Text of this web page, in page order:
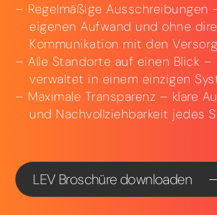
Regelmäßige Ausschreibungen
eigenen Aufwand und ohne
Kommunikation mit den
Alle Standorte auf einen Blick –
verwaltet in einem einzigen
Maximale Transparenz – klare
und Nachvollziehbarkeit jedes
LEV Broschüre downloaden